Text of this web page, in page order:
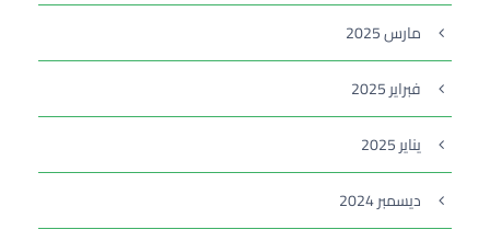
مارس 2025
فبراير 2025
يناير 2025
ديسمبر 2024